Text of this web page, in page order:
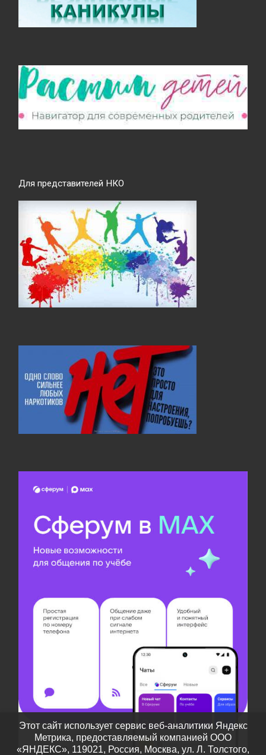
Для представителей НКО
Этот сайт использует сервис веб-аналитики Яндекс
Метрика, предоставляемый компанией ООО
«ЯНДЕКС», 119021, Россия, Москва, ул. Л. Толстого,